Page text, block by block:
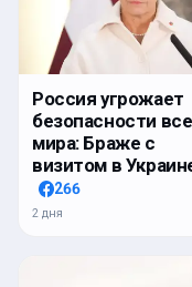
Россия угрожает
безопасности
мира: Браже с
визитом в
266
2 дня